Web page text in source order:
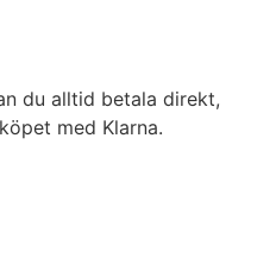
du alltid betala direkt,
med Klarna.